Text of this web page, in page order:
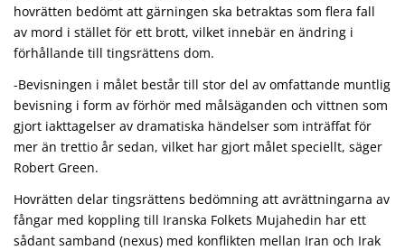
hovrätten bedömt att gärningen ska betraktas som flera fall
av mord i stället för ett brott, vilket innebär en ändring i
förhållande till tingsrättens dom.
-Bevisningen i målet består till stor del av omfattande muntlig
bevisning i form av förhör med målsäganden och vittnen som
gjort iakttagelser av dramatiska händelser som inträffat för
mer än trettio år sedan, vilket har gjort målet speciellt, säger
Robert Green.
Hovrätten delar tingsrättens bedömning att avrättningarna av
fångar med koppling till Iranska Folkets Mujahedin har ett
sådant samband (nexus) med konflikten mellan Iran och Irak